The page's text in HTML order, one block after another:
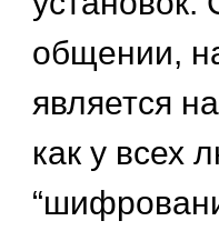
общении,
является
как у всех